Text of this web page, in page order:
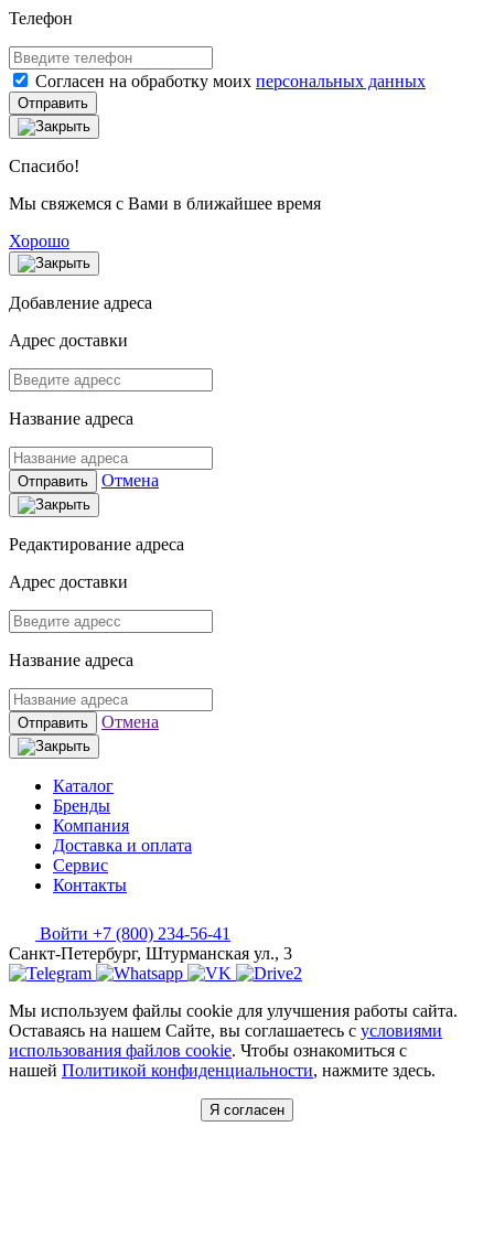
Телефон
Согласен на обработку моих персональных данных
Отправить
Спасибо!
Мы свяжемся с Вами в ближайшее время
Хорошо
Добавление адреса
Адрес доставки
Название адреса
Отправить Отмена
Редактирование адреса
Адрес доставки
Название адреса
Отправить Отмена
Каталог
Бренды
Компания
Доставка и оплата
Сервис
Контакты
Войти +7 (800) 234-56-41
Санкт-Петербург, Штурманская ул., 3
Мы используем файлы cookie для улучшения работы сайта.
Оставаясь на нашем Сайте, вы соглашаетесь с условиями
использования файлов cookie. Чтобы ознакомиться с
нашей Политикой конфиденциальности, нажмите здесь.
Я согласен